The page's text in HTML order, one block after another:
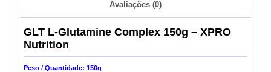
Avaliações (0)
GLT L-Glutamine Complex 150g – XPRO
Nutrition
Peso / Quantidade: 150g